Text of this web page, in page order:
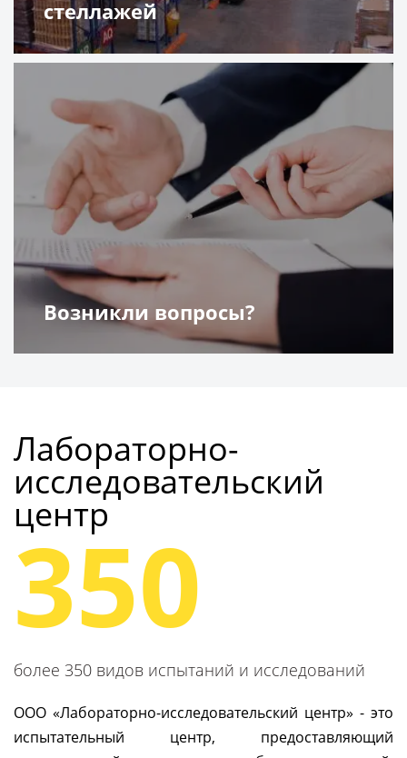
стеллажей
Возникли вопросы?
Лабораторно-
исследовательский
центр
350
более 350 видов испытаний и исследований
ООО «Лабораторно-исследовательский центр» - это
испытательный центр, предоставляющий